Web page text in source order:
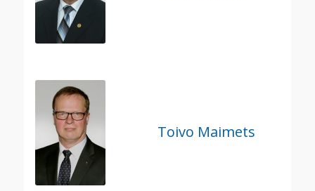
Toivo Maimets